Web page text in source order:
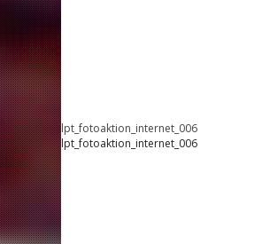
lpt_fotoaktion_internet_006
lpt_fotoaktion_internet_006